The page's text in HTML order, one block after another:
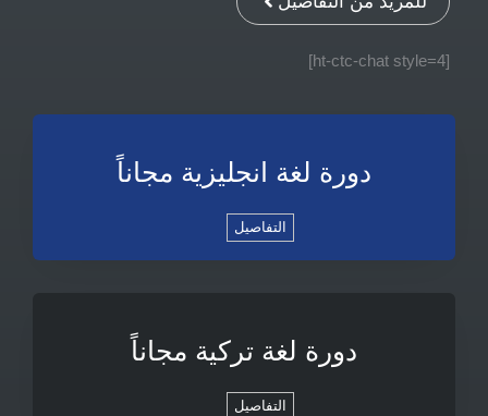
[ht-ctc-chat style=4]
دورة لغة انجليزية مجاناً
التفاصيل
دورة لغة تركية مجاناً
التفاصيل